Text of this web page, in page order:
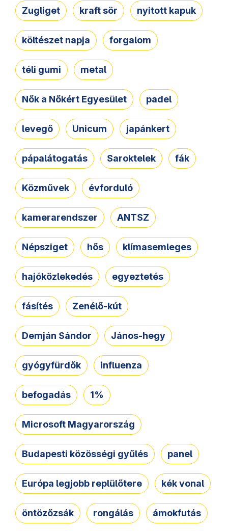
Zugliget kraft sör nyitott kapuk
költészet napja forgalom
téli gumi metal
Nők a Nőkért Egyesület padel
levegő Unicum japánkert
pápalátogatás Saroktelek fák
Közművek évforduló
kamerarendszer ANTSZ
Népsziget hős klímasemleges
hajóközlekedés egyeztetés
fásítés Zenélő-kút
Demján Sándor János-hegy
gyógyfürdők influenza
befogadás 1%
Microsoft Magyarország
Budapesti közösségi gyűlés panel
Európa legjobb replülőtere kék vonal
öntözőzsák rongálás ámokfutás